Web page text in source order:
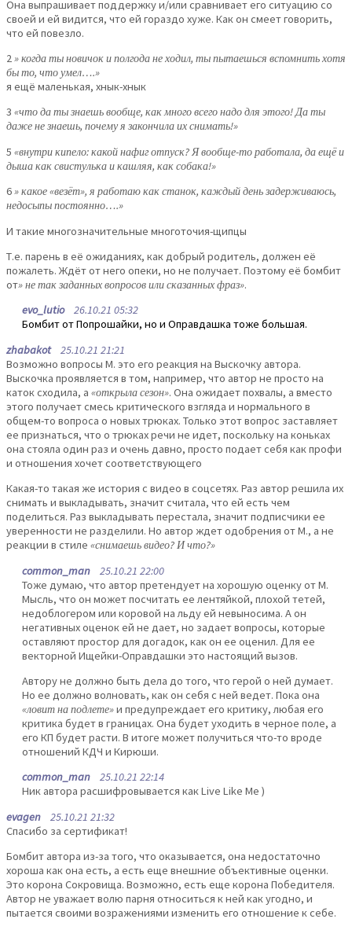
Она выпрашивает поддержку и/или сравнивает его ситуацию со
своей и ей видится, что ей гораздо хуже. Как он смеет говорить,
что ей повезло.
2» когда ты новичок и полгода не ходил, ты пытаешься вспомнить хотя
бы то, что умел….»
я ещё маленькая, хнык-хнык
3 «что да ты знаешь вообще, как много всего надо для этого! Да ты
даже не знаешь, почему я закончила их снимать!»
5 «внутри кипело: какой нафиг отпуск? Я вообще-то работала, да ещё и
дыша как свистулька и кашляя, как собака!»
6» какое «везёт», я работаю как станок, каждый день задерживаюсь,
недосыпы постоянно….»
И такие многозначительные многоточия-щипцы
Т.е. парень в её ожиданиях, как добрый родитель, должен её
пожалеть. Ждёт от него опеки, но не получает. Поэтому её бомбит
от» не так заданных вопросов или сказанных фраз».
evo_lutio26.10.21 05:32
Бомбит от Попрошайки, но и Оправдашка тоже большая.
zhabakot25.10.21 21:21
Возможно вопросы М. это его реакция на Выскочку автора.
Выскочка проявляется в том, например, что автор не просто на
каток сходила, а «открыла сезон». Она ожидает похвалы, а вместо
этого получает смесь критического взгляда и нормального в
общем-то вопроса о новых трюках. Только этот вопрос заставляет
ее признаться, что о трюках речи не идет, поскольку на коньках
она стояла один раз и очень давно, просто подает себя как профи
и отношения хочет соответствующего
Какая-то такая же история с видео в соцсетях. Раз автор решила их
снимать и выкладывать, значит считала, что ей есть чем
поделиться. Раз выкладывать перестала, значит подписчики ее
уверенности не разделили. Но автор ждет одобрения от М., а не
реакции в стиле «снимаешь видео? И что?»
common_man 25.10.21 22:00
Тоже думаю, что автор претендует на хорошую оценку от М.
Мысль, что он может посчитать ее лентяйкой, плохой тетей,
недоблогером или коровой на льду ей невыносима. А он
негативных оценок ей не дает, но задает вопросы, которые
оставляют простор для догадок, как он ее оценил. Для ее
векторной Ищейки-Оправдашки это настоящий вызов.
Автору не должно быть дела до того, что герой о ней думает.
Но ее должно волновать, как он себя с ней ведет. Пока она
«ловит на подлете»и предупреждает его критику, любая его
критика будет в границах. Она будет уходить в черное поле, а
его КП будет расти. В итоге может получиться что-то вроде
отношений КДЧ и Кирюши.
common_man 25.10.21 22:14
Ник автора расшифровывается как Live Like Me )
evagen 25.10.21 21:32
Спасибо за сертификат!
Бомбит автора из-за того, что оказывается, она недостаточно
хороша как она есть, а есть еще внешние объективные оценки.
Это корона Сокровища. Возможно, есть еще корона Победителя.
Автор не уважает волю парня относиться к ней как угодно, и
пытается своими возражениями изменить его отношение к себе.